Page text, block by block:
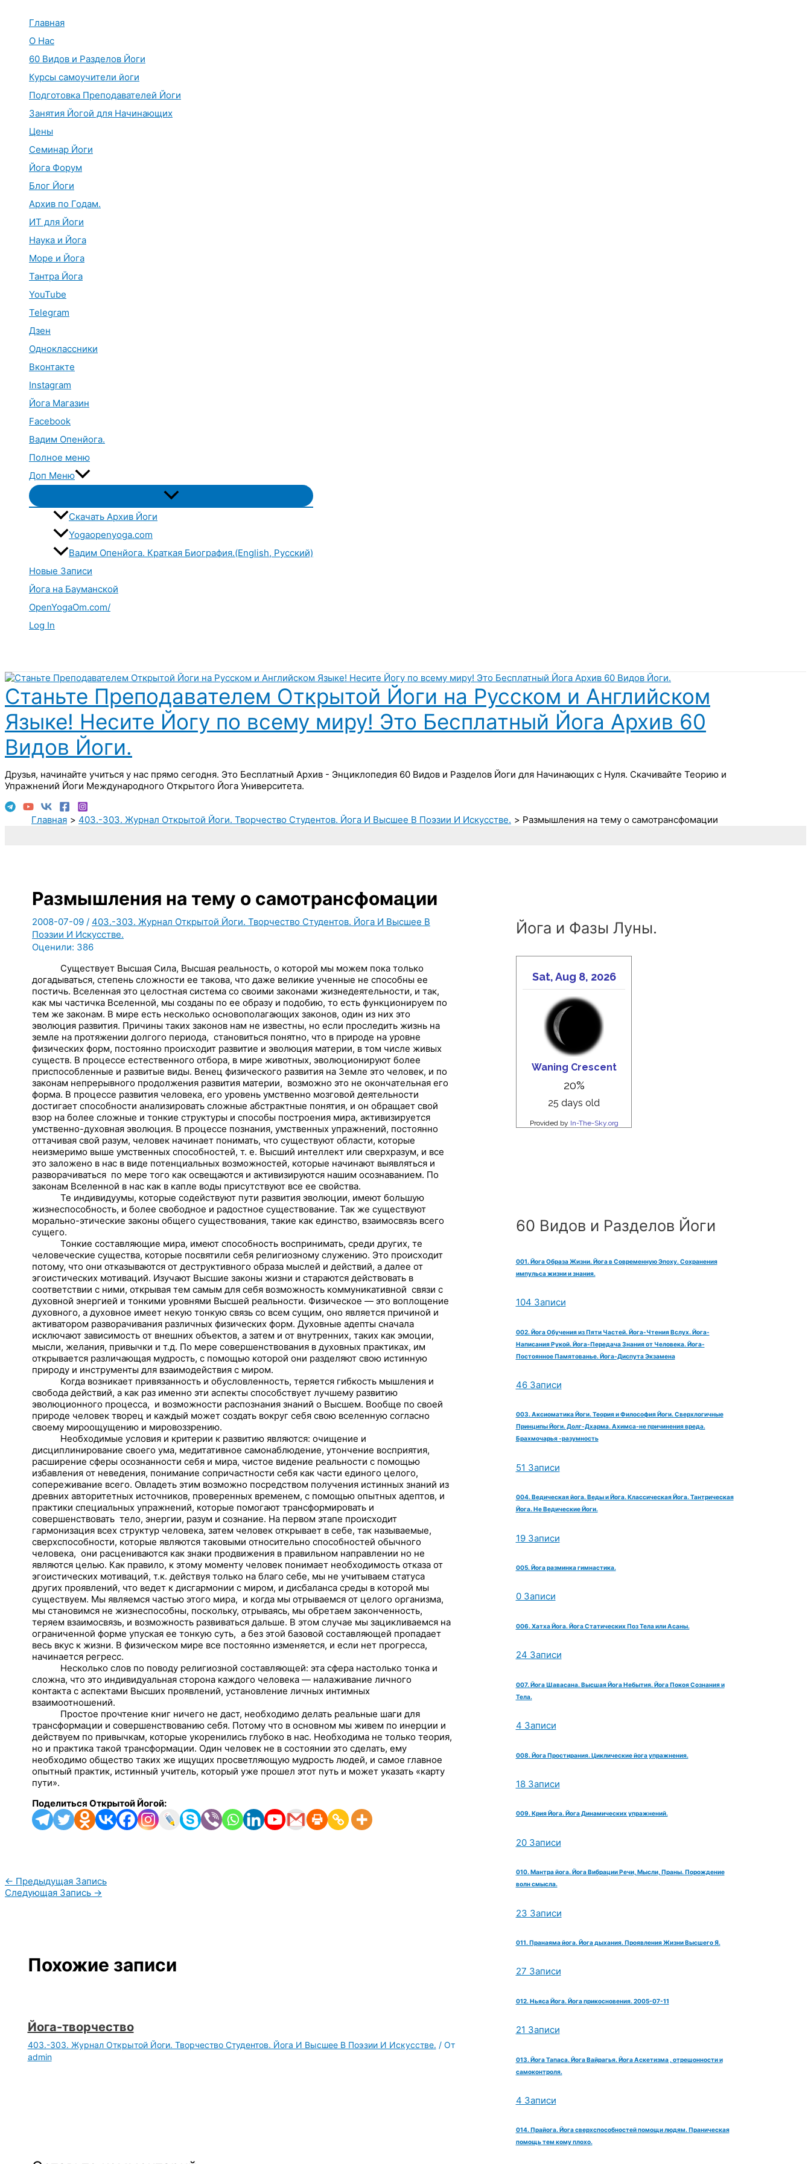
Главная
О Нас
60 Видов и Разделов Йоги
Курсы самоучители йоги
Подготовка Преподавателей Йоги
Занятия Йогой для Начинающих
Цены
Семинар Йоги
Йога Форум
Блог Йоги
Архив по Годам.
ИТ для Йоги
Наука и Йога
Море и Йога
Тантра Йога
YouTube
Telegram
Дзен
Одноклассники
Вконтакте
Instagram
Йога Магазин
Facebook
Вадим Опенйога.
Полное меню
Доп Меню
Переключатель
меню
Скачать Архив Йоги
Yogaopenyoga.com
Вадим Опенйога. Краткая Биография.(English, Русский)
Новые Записи
Йога на Бауманской
OpenYogaOm.com/
Log In
Станьте Преподавателем Открытой Йоги на Русском и Английском
Языке! Несите Йогу по всему миру! Это Бесплатный Йога Архив 60
Видов Йоги.
Друзья, начинайте учиться у нас прямо сегодня. Это Бесплатный Архив - Энциклопедия 60 Видов и Разделов Йоги для Начинающих с Нуля. Скачивайте Теорию и
Упражнений Йоги Международного Открытого Йога Университета.
Главная 403.-303. Журнал Открытой Йоги. Творчество Студентов. Йога И Высшее В Поэзии И Искусстве. Размышления на тему о самотрансфомации
Размышления на тему о самотрансфомации
2008-07-09 / 403.-303. Журнал Открытой Йоги. Творчество Студентов. Йога И Высшее В
Поэзии И Искусстве.
Оценили: 386
Существует Высшая Сила, Высшая реальность, о которой мы можем пока только
догадываться, степень сложности ее такова, что даже великие ученные не способны ее
постичь. Вселенная это целостная система со своими законами жизнедеятельности, и так,
как мы частичка Вселенной, мы созданы по ее образу и подобию, то есть функционируем по
тем же законам. В мире есть несколько основополагающих законов, один из них это
эволюция развития. Причины таких законов нам не известны, но если проследить жизнь на
земле на протяжении долгого периода, становиться понятно, что в природе на уровне
физических форм, постоянно происходит развитие и эволюция материи, в том числе живых
существ. В процессе естественного отбора, в мире животных, эволюционируют более
приспособленные и развитые виды. Венец физического развития на Земле это человек, и по
законам непрерывного продолжения развития материи, возможно это не окончательная его
форма. В процессе развития человека, его уровень умственно мозговой деятельности
достигает способности анализировать сложные абстрактные понятия, и он обращает свой
взор на более сложные и тонкие структуры и способы построения мира, активизируется
умственно-духовная эволюция. В процессе познания, умственных упражнений, постоянно
оттачивая свой разум, человек начинает понимать, что существуют области, которые
неизмеримо выше умственных способностей, т. е. Высший интеллект или сверхразум, и все
это заложено в нас в виде потенциальных возможностей, которые начинают выявляться и
разворачиваться по мере того как освещаются и активизируются нашим осознаванием. По
законам Вселенной в нас как в капле воды присутствуют все ее свойства.
Те индивидуумы, которые содействуют пути развития эволюции, имеют большую
жизнеспособность, и более свободное и радостное существование. Так же существуют
морально-этические законы общего существования, такие как единство, взаимосвязь всего
сущего.
Тонкие составляющие мира, имеют способность воспринимать, среди других, те
человеческие существа, которые посвятили себя религиозному служению. Это происходит
потому, что они отказываются от деструктивного образа мыслей и действий, а далее от
эгоистических мотиваций. Изучают Высшие законы жизни и стараются действовать в
соответствии с ними, открывая тем самым для себя возможность коммуникативной связи с
духовной энергией и тонкими уровнями Высшей реальности. Физическое — это воплощение
духовного, а духовное имеет некую тонкую связь со всем сущим, оно является причиной и
активатором разворачивания различных физических форм. Духовные адепты сначала
исключают зависимость от внешних объектов, а затем и от внутренних, таких как эмоции,
мысли, желания, привычки и т.д. По мере совершенствования в духовных практиках, им
открывается различающая мудрость, с помощью которой они разделяют свою истинную
природу и инструменты для взаимодействия с миром.
Когда возникает привязанность и обусловленность, теряется гибкость мышления и
свобода действий, а как раз именно эти аспекты способствует лучшему развитию
эволюционного процесса, и возможности распознания знаний о Высшем. Вообще по своей
природе человек творец и каждый может создать вокруг себя свою вселенную согласно
своему мироощущению и мировоззрению.
Необходимые условия и критерии к развитию являются: очищение и
дисциплинирование своего ума, медитативное самонаблюдение, утончение восприятия,
расширение сферы осознанности себя и мира, чистое видение реальности с помощью
избавления от неведения, понимание сопричастности себя как части единого целого,
сопереживание всего. Овладеть этим возможно посредством получения истинных знаний из
древних авторитетных источников, проверенных временем, с помощью опытных адептов, и
практики специальных упражнений, которые помогают трансформировать и
совершенствовать тело, энергии, разум и сознание. На первом этапе происходит
гармонизация всех структур человека, затем человек открывает в себе, так называемые,
сверхспособности, которые являются таковыми относительно способностей обычного
человека, они расцениваются как знаки продвижения в правильном направлении но не
являются целью. Как правило, к этому моменту человек понимает необходимость отказа от
эгоистических мотиваций, т.к. действуя только на благо себе, мы не учитываем статуса
других проявлений, что ведет к дисгармонии с миром, и дисбаланса среды в которой мы
существуем. Мы являемся частью этого мира, и когда мы отрываемся от целого организма,
мы становимся не жизнеспособны, поскольку, отрываясь, мы обретаем законченность,
теряем взаимосвязь, и возможность развиваться дальше. В этом случае мы зацикливаемся на
ограниченной форме упуская ее тонкую суть, а без этой базовой составляющей пропадает
весь вкус к жизни. В физическом мире все постоянно изменяется, и если нет прогресса,
начинается регресс.
Несколько слов по поводу религиозной составляющей: эта сфера настолько тонка и
сложна, что это индивидуальная сторона каждого человека — налаживание личного
контакта с аспектами Высших проявлений, установление личных интимных
взаимоотношений.
Простое прочтение книг ничего не даст, необходимо делать реальные шаги для
трансформации и совершенствованию себя. Потому что в основном мы живем по инерции и
действуем по привычкам, которые укоренились глубоко в нас. Необходима не только теория,
но и практика такой трансформации. Один человек не в состоянии это сделать, ему
необходимо общество таких же ищущих просветляющую мудрость людей, и самое главное
опытный практик, истинный учитель, который уже прошел этот путь и может указать «карту
пути».
Поделиться Открытой Йогой:
← Предыдущая Запись
Следующая Запись →
Похожие записи
Йога-творчество
403.-303. Журнал Открытой Йоги. Творчество Студентов. Йога И Высшее В Поэзии И Искусстве. / От
admin
Йога и Фазы Луны.
60 Видов и Разделов Йоги
001. Йога Образа Жизни. Йога в Современную Эпоху. Сохранения
импульса жизни и знания.
104 Записи
002. Йога Обучения из Пяти Частей. Йога-Чтения Вслух. Йога-
Написания Рукой. Йога-Передача Знания от Человека. Йога-
Постоянное Памятованье. Йога-Диспута Экзамена
46 Записи
003. Аксиоматика Йоги. Теория и Философия Йоги. Сверхлогичные
Принципы Йоги. Долг-Дхарма. Ахимса-не причинения вреда.
Брахмочарья -разумность
51 Записи
004. Ведическая йога. Веды и Йога. Классическая Йога. Тантрическая
Йога. Не Ведические Йоги.
19 Записи
005. Йога разминка гимнастика.
0 Записи
006. Хатха Йога. Йога Статических Поз Тела или Асаны.
24 Записи
007. Йога Шавасана. Высшая Йога Небытия. Йога Покоя Сознания и
Тела.
4 Записи
008. Йога Простирания. Циклические йога упражнения.
18 Записи
009. Крия Йога. Йога Динамических упражнений.
20 Записи
010. Мантра йога. Йога Вибрации Речи, Мысли, Праны. Порождение
волн смысла.
23 Записи
011. Пранаяма йога. Йога дыхания. Проявления Жизни Высшего Я.
27 Записи
012. Ньяса Йога. Йога прикосновения. 2005-07-11
21 Записи
013. Йога Тапаса. Йога Вайрагья. Йога Аскетизма , отрешонности и
самоконтроля.
4 Записи
014. Прайога. Йога сверхспособностей помощи людям. Праническая
помощь тем кому плохо.